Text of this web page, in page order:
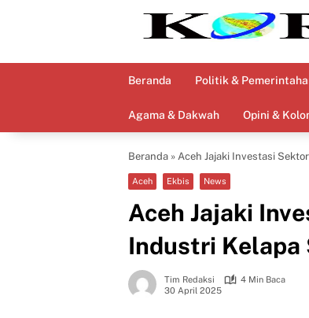
Beranda Politik &
Agama & Dakwah Opini &
Beranda » Aceh Jajaki Investasi
Aceh Ekbis News
Aceh Jajaki
Industri Kelapa
Tim Redaksi
4 Min Baca
30 April 2025